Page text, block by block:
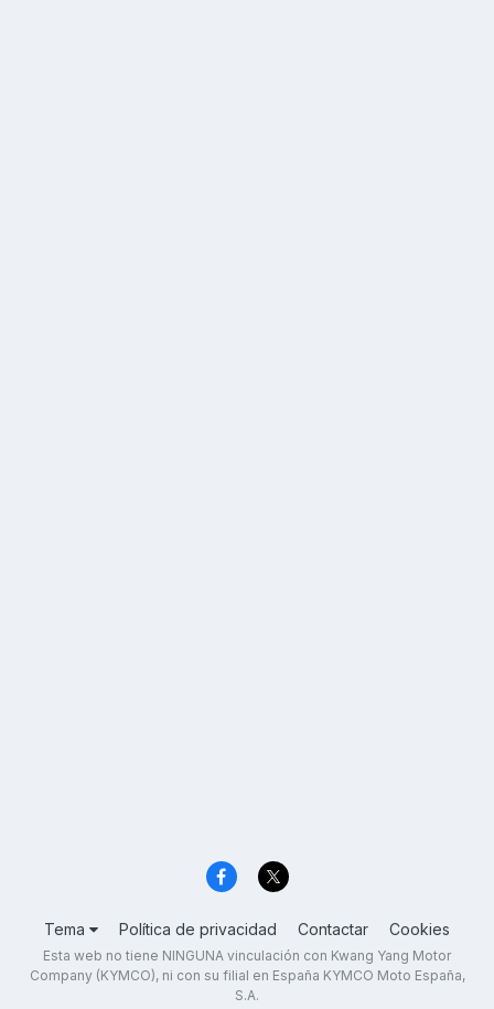
Tema Política de privacidad Contactar Cookies
Esta web no tiene NINGUNA vinculación con Kwang Yang Motor
Company (KYMCO), ni con su filial en España KYMCO Moto España,
S.A.